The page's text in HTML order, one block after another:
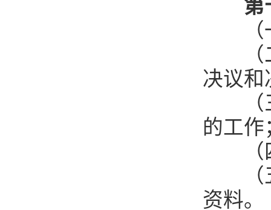
第
（一
（二
决议和
（三
的工作
（四
（五
资料。